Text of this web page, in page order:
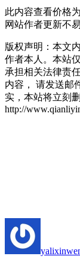
此内容查看价格为
网站作者更新不
版权声明：本文
作者本人。本站
承担相关法律责
内容， 请发送邮
实，本站将立刻
http://